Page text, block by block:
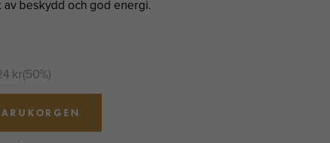
beskydd och god energi.
kr(50%)